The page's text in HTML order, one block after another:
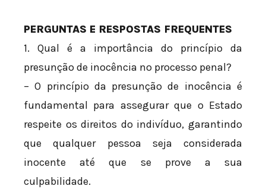
PERGUNTAS E RESPOSTAS FREQUENTES
1. Qual é a importância do princípio da
presunção de inocência no processo penal?
– O princípio da presunção de inocência é
fundamental para assegurar que o Estado
respeite os direitos do indivíduo, garantindo
que qualquer pessoa seja considerada
inocente até que se prove a sua
culpabilidade.